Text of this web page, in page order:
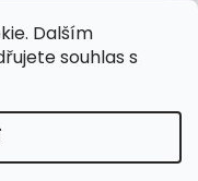
Dalším
souhlas s